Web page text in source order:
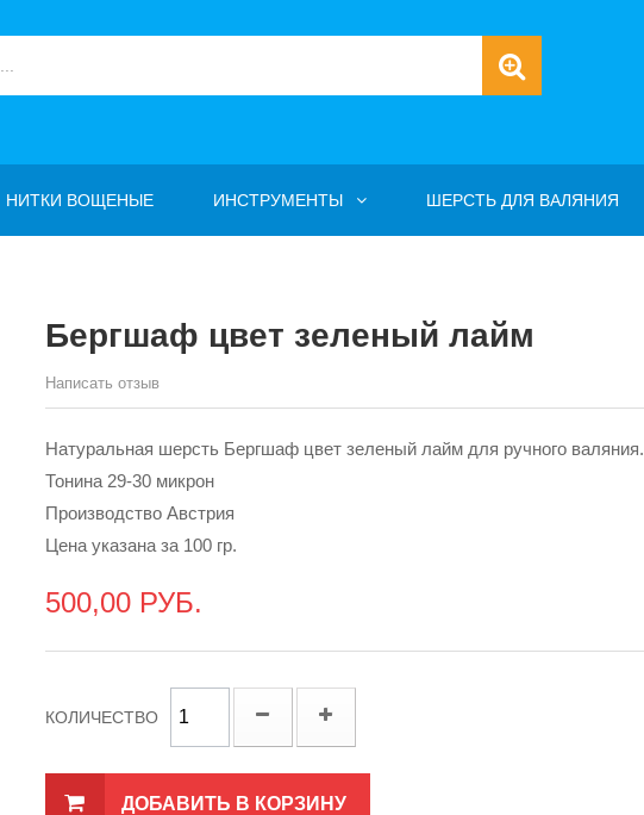
НИТКИ ВОЩЕНЫЕ ИНСТРУМЕНТЫ ШЕРСТЬ ДЛЯ ВАЛЯНИЯ
Бергшаф цвет зеленый лайм
Написать отзыв
Натуральная шерсть Бергшаф цвет зеленый лайм для ручного валяния.
Тонина 29-30 микрон
Производство Австрия
Цена указана за 100 гр.
500,00 РУБ.
КОЛИЧЕСТВО
ДОБАВИТЬ В КОРЗИНУ